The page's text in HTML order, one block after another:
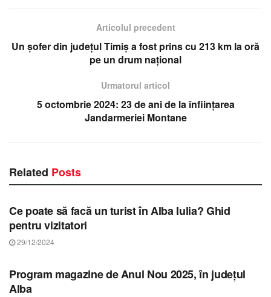
Articolul precedent
Un șofer din județul Timiș a fost prins cu 213 km la oră
pe un drum naţional
Urmatorul articol
5 octombrie 2024: 23 de ani de la înființarea
Jandarmeriei Montane
Related Posts
STIRI ALBA
Ce poate să facă un turist în Alba Iulia? Ghid
pentru vizitatori
29/12/2024
Program magazine de Anul Nou 2025, în județul
Alba